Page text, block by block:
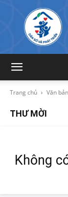
Trang chủ Văn
THƯ MỜI
Không